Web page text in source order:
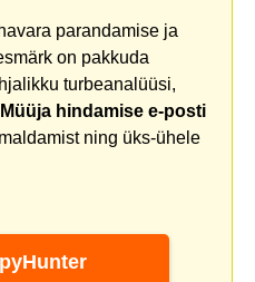
parandamise ja
on pakkuda
turbeanalüüsi,
Müüja hindamise e-posti
ning üks-ühele